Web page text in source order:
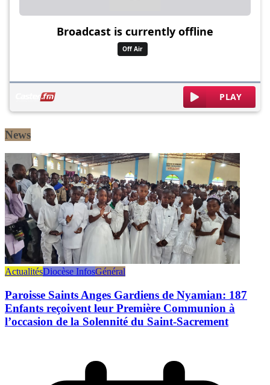
News
ActualitésDiocèse InfosGénéral
Paroisse Saints Anges Gardiens de Nyamian: 187
Enfants reçoivent leur Première Communion à
l’occasion de la Solennité du Saint-Sacrement